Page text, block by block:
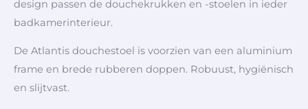
design passen de douchekrukken en -stoelen in ieder
badkamerinterieur.
De Atlantis douchestoel is voorzien van een aluminium
frame en brede rubberen doppen. Robuust, hygiënisch
en slijtvast.